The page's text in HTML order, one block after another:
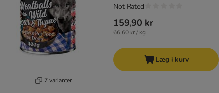
7 varianter
159,90 kr
66,60 kr / kg
Not Rated
Læg i kurv